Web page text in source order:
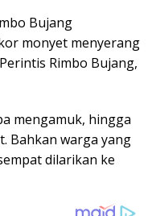
Bujang
monyet menyerang
Rimbo Bujang,
mengamuk, hingga
Bahkan warga yang
dilarikan ke